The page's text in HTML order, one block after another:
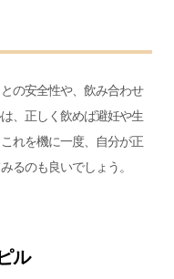
の安全性や、飲み合わせ
、正しく飲めば避妊や生
れを機に一度、自分が正
るのも良いでしょう。
ル